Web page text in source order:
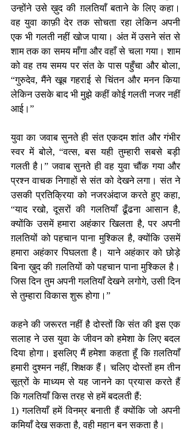
उन्होंने उसे ख़ुद की ग़लतियाँ बताने के लिए कहा।
वह युवा काफ़ी देर तक सोचता रहा लेकिन अपनी
एक भी गलती नहीं खोज पाया। अंत में उसने संत से
शाम तक का समय माँगा और वहाँ से चला गया। शाम
को वह तय समय पर संत के पास पहुँचा और बोला,
“गुरुदेव, मैंने खूब गहराई से चिंतन और मनन किया
लेकिन उसके बाद भी मुझे कहीं कोई गलती नजर नहीं
आई।”
युवा का जवाब सुनते ही संत एकदम शांत और गंभीर
स्वर में बोले, “वत्स, बस यही तुम्हारी सबसे बड़ी
गलती है।” जवाब सुनते ही वह युवा चौंक गया और
प्रश्न वाचक निगाहों से संत को देखने लगा। संत ने
उसकी प्रतिक्रिया को नजरअंदाज करते हुए कहा,
“याद रखो, दूसरों की गलतियाँ ढूँढना आसान है,
क्योंकि उसमें हमारा अहंकार खिलता है, पर अपनी
ग़लतियों को पहचान पाना मुश्किल है, क्योंकि उसमें
हमारा अहंकार पिघलता है। याने अहंकार को छोड़े
बिना ख़ुद की ग़लतियों को पहचान पाना मुश्किल है।
जिस दिन तुम अपनी गलतियाँ देखने लगोगे, उसी दिन
से तुम्हारा विकास शुरू होगा।”
कहने की जरूरत नहीं है दोस्तों कि संत की इस एक
सलाह ने उस युवा के जीवन को हमेशा के लिए बदल
दिया होगा। इसलिए मैं हमेशा कहता हूँ कि ग़लतियाँ
हमारी दुश्मन नहीं, शिक्षक हैं। चलिए दोस्तों हम तीन
सूत्रों के माध्यम से यह जानने का प्रयास करते हैं
कि गलतियाँ किस तरह से हमें बदलती हैं:
1) गलतियाँ हमें विनम्र बनाती हैं क्योंकि जो अपनी
कमियाँ देख सकता है, वही महान बन सकता है।